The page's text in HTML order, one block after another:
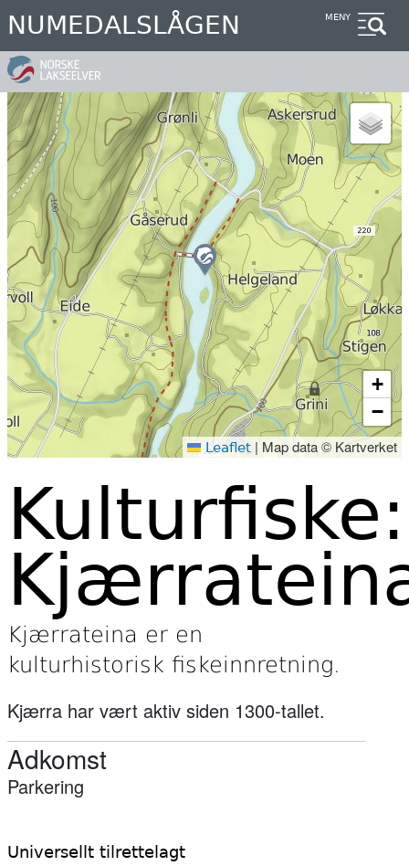
Hopp
til
hovedinnhold
NUMEDALSLÅGEN MENY
+
−
Leaflet | Map data © Kartverket
Kulturfiske:
Kjærrateina er en
kulturhistorisk fiskeinnretning.
Kjærra har vært aktiv siden 1300-tallet.
Adkomst
Parkering
Universellt tilrettelagt